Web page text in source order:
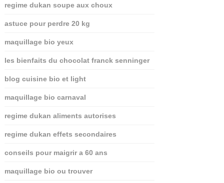
regime dukan soupe aux choux
astuce pour perdre 20 kg
maquillage bio yeux
les bienfaits du chocolat franck senninger
blog cuisine bio et light
maquillage bio carnaval
regime dukan aliments autorises
regime dukan effets secondaires
conseils pour maigrir a 60 ans
maquillage bio ou trouver